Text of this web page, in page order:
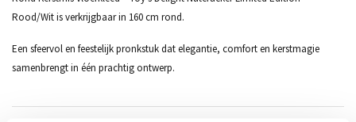
Rood/Wit is verkrijgbaar in 160 cm rond.
Een sfeervol en feestelijk pronkstuk dat elegantie, comfort en kerstmagie
samenbrengt in één prachtig ontwerp.